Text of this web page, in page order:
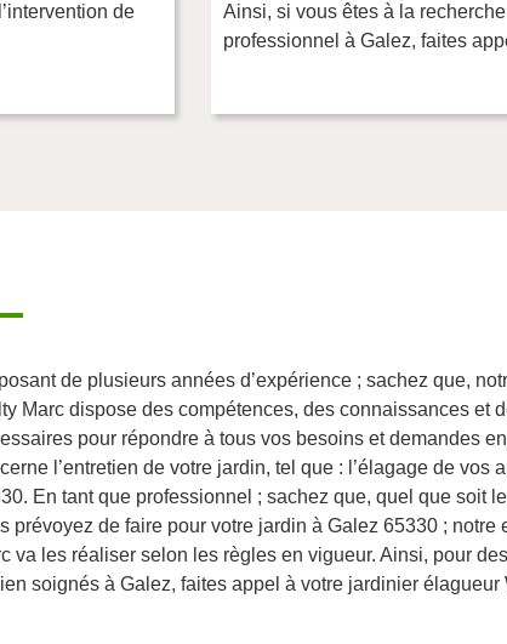
de
Ainsi, si vous êtes à la
professionnel à Galez, faites
de plusieurs années d’expérience ; sachez que,
Marc dispose des compétences, des connaissances et
pour répondre à tous vos besoins et demandes
l’entretien de votre jardin, tel que : l’élagage de vos
En tant que professionnel ; sachez que, quel que soit
prévoyez de faire pour votre jardin à Galez 65330 ; notre
va les réaliser selon les règles en vigueur. Ainsi, pour
soignés à Galez, faites appel à votre jardinier élagueur